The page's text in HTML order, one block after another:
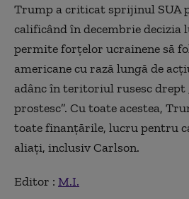
Trump a criticat sprijinul SUA
calificând în decembrie decizia
permite forţelor ucrainene să
americane cu rază lungă de
adânc în teritoriul rusesc drept
prostesc”. Cu toate acestea,
toate finanţările, lucru pentru
aliaţi, inclusiv Carlson.
Editor : M.I.